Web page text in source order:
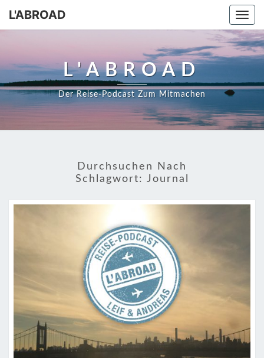
Skip
L'ABROAD
L'ABROAD
Der Reise-Podcast Zum Mitmachen
Durchsuchen Nach
Schlagwort: Journal